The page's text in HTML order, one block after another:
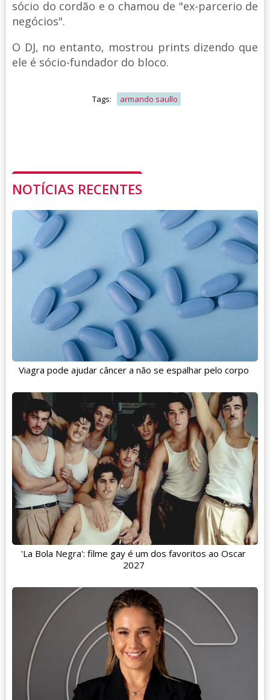
sócio do cordão e o chamou de "ex-parcerio de
negócios".
O DJ, no entanto, mostrou prints dizendo que
ele é sócio-fundador do bloco.
Tags: armando saullo
NOTÍCIAS RECENTES
Viagra pode ajudar câncer a não se espalhar pelo corpo
'La Bola Negra': filme gay é um dos favoritos ao Oscar
2027